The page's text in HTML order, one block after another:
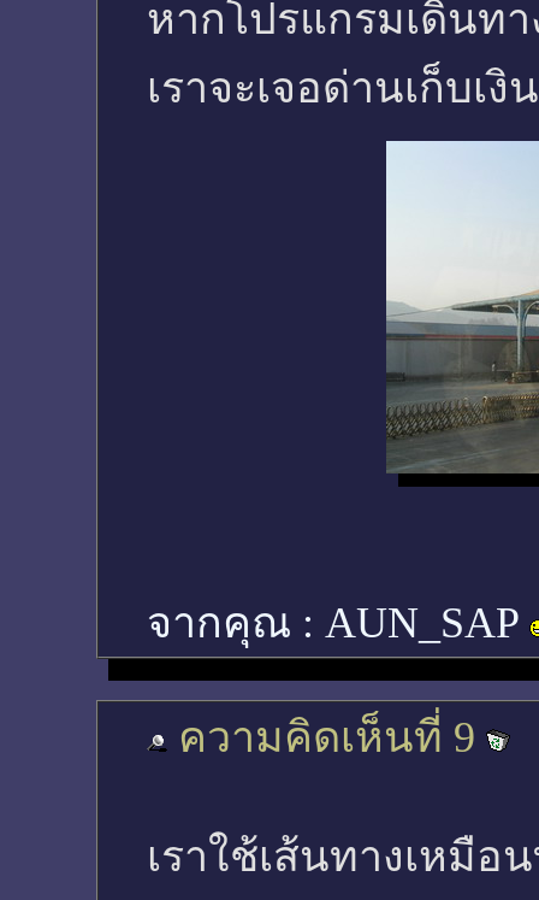
หากโปรแกรมเดินท
เราจะเจอด่านเก็บเ
จากคุณ : AUN_SAP
ความคิดเห็นที่ 9
เราใช้เส้นทางเหมือ